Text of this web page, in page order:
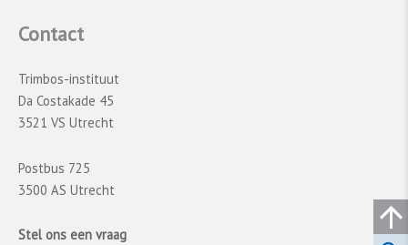
Contact
Trimbos-instituut
Da Costakade 45
3521 VS Utrecht
Postbus 725
3500 AS Utrecht
Stel ons een vraag